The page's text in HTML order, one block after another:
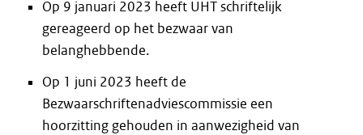
Op 9 januari 2023 heeft UHT schriftelijk
gereageerd op het bezwaar van
belanghebbende.
Op 1 juni 2023 heeft de
Bezwaarschriftenadviescommissie een
hoorzitting gehouden in aanwezigheid van